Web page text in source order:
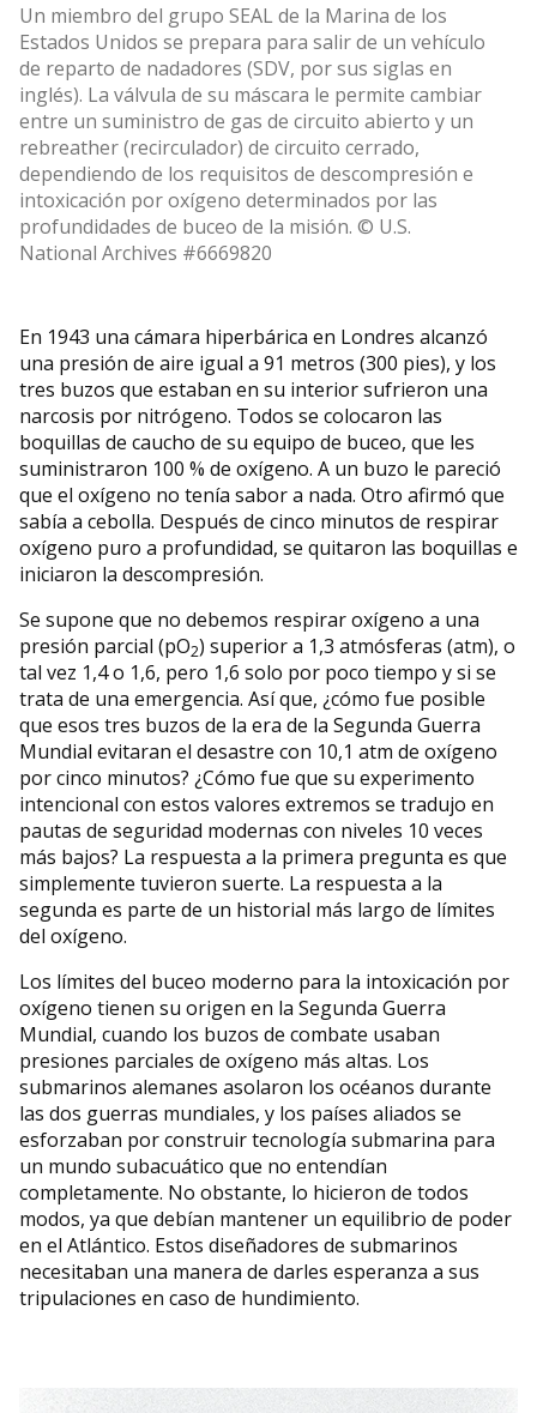
Un miembro del grupo SEAL de la Marina de los
Estados Unidos se prepara para salir de un vehículo
de reparto de nadadores (SDV, por sus siglas en
inglés). La válvula de su máscara le permite cambiar
entre un suministro de gas de circuito abierto y un
rebreather (recirculador) de circuito cerrado,
dependiendo de los requisitos de descompresión e
intoxicación por oxígeno determinados por las
profundidades de buceo de la misión. © U.S.
National Archives #6669820
En 1943 una cámara hiperbárica en Londres alcanzó
una presión de aire igual a 91 metros (300 pies), y los
tres buzos que estaban en su interior sufrieron una
narcosis por nitrógeno. Todos se colocaron las
boquillas de caucho de su equipo de buceo, que les
suministraron 100 % de oxígeno. A un buzo le pareció
que el oxígeno no tenía sabor a nada. Otro afirmó que
sabía a cebolla. Después de cinco minutos de respirar
oxígeno puro a profundidad, se quitaron las boquillas e
iniciaron la descompresión.
Se supone que no debemos respirar oxígeno a una
presión parcial (pO2) superior a 1,3 atmósferas (atm), o
tal vez 1,4 o 1,6, pero 1,6 solo por poco tiempo y si se
trata de una emergencia. Así que, ¿cómo fue posible
que esos tres buzos de la era de la Segunda Guerra
Mundial evitaran el desastre con 10,1 atm de oxígeno
por cinco minutos? ¿Cómo fue que su experimento
intencional con estos valores extremos se tradujo en
pautas de seguridad modernas con niveles 10 veces
más bajos? La respuesta a la primera pregunta es que
simplemente tuvieron suerte. La respuesta a la
segunda es parte de un historial más largo de límites
del oxígeno.
Los límites del buceo moderno para la intoxicación por
oxígeno tienen su origen en la Segunda Guerra
Mundial, cuando los buzos de combate usaban
presiones parciales de oxígeno más altas. Los
submarinos alemanes asolaron los océanos durante
las dos guerras mundiales, y los países aliados se
esforzaban por construir tecnología submarina para
un mundo subacuático que no entendían
completamente. No obstante, lo hicieron de todos
modos, ya que debían mantener un equilibrio de poder
en el Atlántico. Estos diseñadores de submarinos
necesitaban una manera de darles esperanza a sus
tripulaciones en caso de hundimiento.